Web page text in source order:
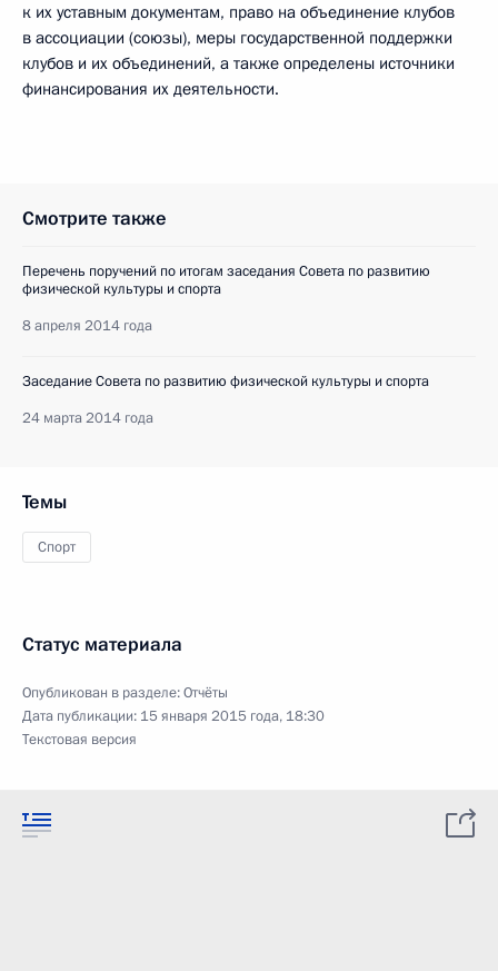
к их уставным документам, право на объединение клубов
в ассоциации (союзы), меры государственной поддержки
клубов и их объединений, а также определены источники
финансирования их деятельности.
Смотрите также
Перечень поручений по итогам заседания Совета по развитию
физической культуры и спорта
8 апреля 2014 года
Заседание Совета по развитию физической культуры и спорта
24 марта 2014 года
Темы
Спорт
Статус материала
Опубликован в разделе:Отчёты
Дата публикации: 15 января 2015 года, 18:30
Текстовая версия